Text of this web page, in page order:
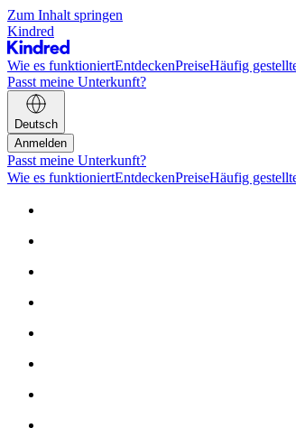
Zum Inhalt springen
Kindred
Wie es funktioniertEntdeckenPreiseHäufig
Passt meine Unterkunft?
Deutsch
Anmelden
Passt meine Unterkunft?
Wie es funktioniertEntdeckenPreiseHäufig